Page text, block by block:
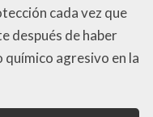
cada vez que
después de haber
agresivo en la